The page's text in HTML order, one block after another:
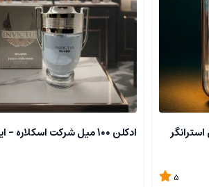
5
ادکلن 100 میل شرکت اسکلاره - اینوکتوس